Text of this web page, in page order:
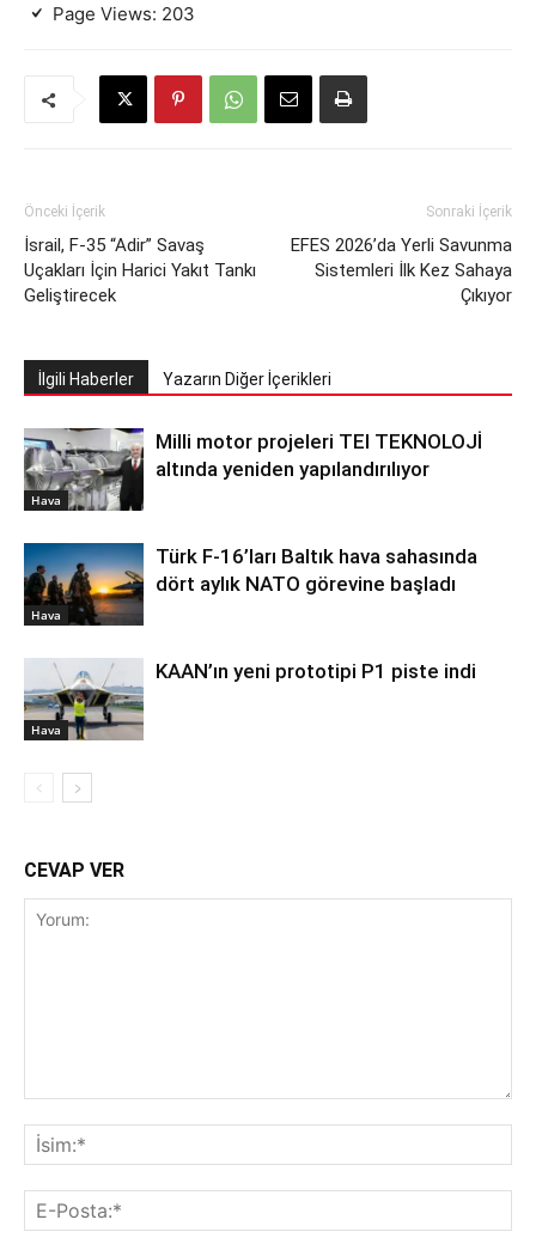
Page Views: 203
Önceki İçerik
İsrail, F-35 “Adir” Savaş
Uçakları İçin Harici Yakıt Tankı
Geliştirecek
Sonraki İçerik
EFES 2026’da Yerli Savunma
Sistemleri İlk Kez Sahaya
Çıkıyor
İlgili Haberler Yazarın Diğer İçerikleri
Hava
Milli motor projeleri TEI TEKNOLOJİ
altında yeniden yapılandırılıyor
Hava
Türk F-16’ları Baltık hava sahasında
dört aylık NATO görevine başladı
Hava
KAAN’ın yeni prototipi P1 piste indi
CEVAP VER